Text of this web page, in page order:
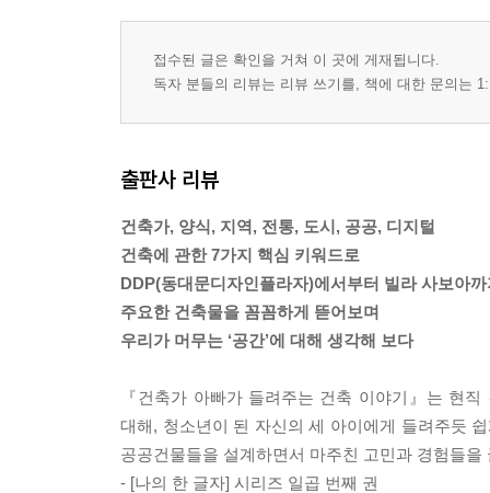
접수된 글은 확인을 거쳐 이 곳에 게재됩니다.
독자 분들의 리뷰는 리뷰 쓰기를, 책에 대한 문의는
출판사 리뷰
건축가, 양식, 지역, 전통, 도시, 공공, 디지털
건축에 관한 7가지 핵심 키워드로
DDP(동대문디자인플라자)에서부터 빌라 사보아까
주요한 건축물을 꼼꼼하게 뜯어보며
우리가 머무는 ‘공간’에 대해 생각해 보다
『건축가 아빠가 들려주는 건축 이야기』는 현
대해, 청소년이 된 자신의 세 아이에게 들려주듯
공공건물들을 설계하면서 마주친 고민과 경험들
- [나의 한 글자] 시리즈 일곱 번째 권